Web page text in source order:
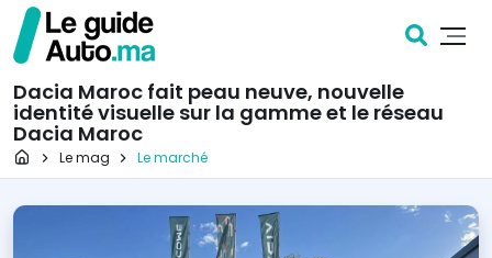
Dacia Maroc fait peau neuve, nouvelle
identité visuelle sur la gamme et le réseau
Dacia Maroc
Page d'accueil
Le mag Le marché